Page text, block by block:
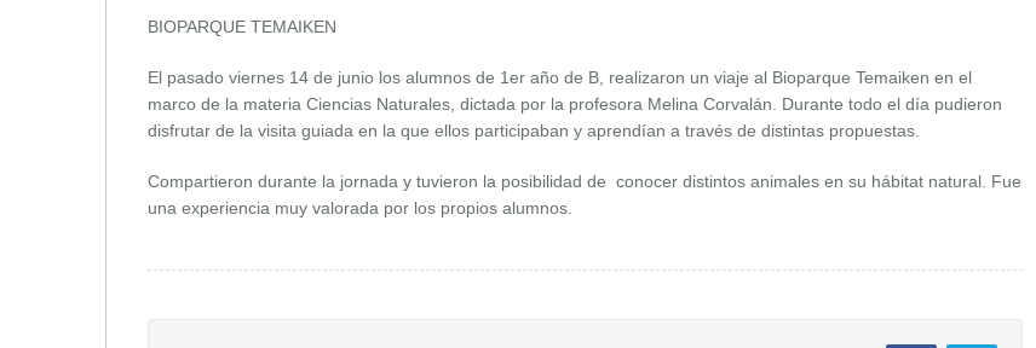
BIOPARQUE TEMAIKEN
El pasado viernes 14 de junio los alumnos de 1er año de B, realizaron un viaje al Bioparque Temaiken en el
marco de la materia Ciencias Naturales, dictada por la profesora Melina Corvalán. Durante todo el día pudieron
disfrutar de la visita guiada en la que ellos participaban y aprendían a través de distintas propuestas.
Compartieron durante la jornada y tuvieron la posibilidad de conocer distintos animales en su hábitat natural. Fue
una experiencia muy valorada por los propios alumnos.